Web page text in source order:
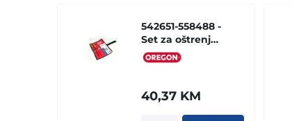
542651-558488 -
Set za oštrenje
4.0mm
(platneno
40,37 KM